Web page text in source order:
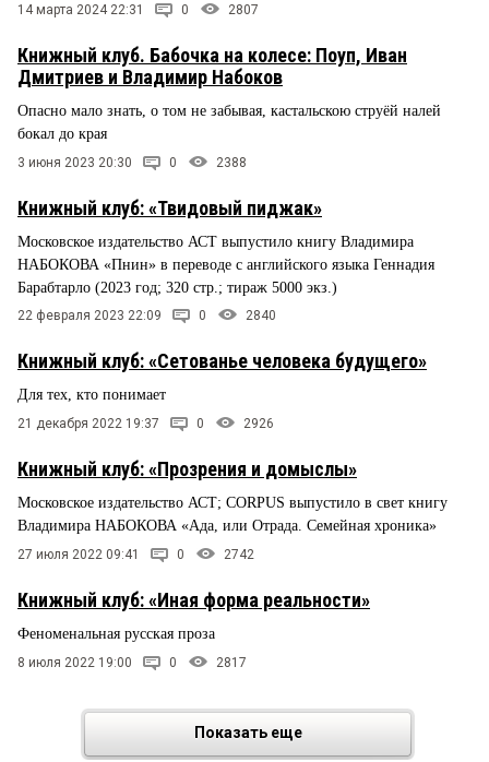
14 марта 2024 22:31 0 2807
Книжный клуб. Бабочка на колесе: Поуп, Иван
Дмитриев и Владимир Набоков
Опасно мало знать, о том не забывая, кастальскою струёй налей
бокал до края
3 июня 2023 20:30 0 2388
Книжный клуб: «Твидовый пиджак»
Московское издательство АСТ выпустило книгу Владимира
НАБОКОВА «Пнин» в переводе с английского языка Геннадия
Барабтарло (2023 год; 320 стр.; тираж 5000 экз.)
22 февраля 2023 22:09 0 2840
Книжный клуб: «Сетованье человека будущего»
Для тех, кто понимает
21 декабря 2022 19:37 0 2926
Книжный клуб: «Прозрения и домыслы»
Московское издательство АСТ; CORPUS выпустило в свет книгу
Владимира НАБОКОВА «Ада, или Отрада. Семейная хроника»
27 июля 2022 09:41 0 2742
Книжный клуб: «Иная форма реальности»
Феноменальная русская проза
8 июля 2022 19:00 0 2817
Показать еще